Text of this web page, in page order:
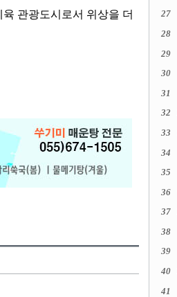
육 관광도시로서 위상을 더
27
28
29
30
31
32
33
34
35
36
37
38
39
40
41